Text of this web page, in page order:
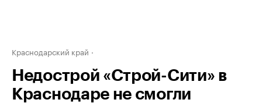
Краснодарский край
Недострой «Строй-Сити» в
Краснодаре не смогли